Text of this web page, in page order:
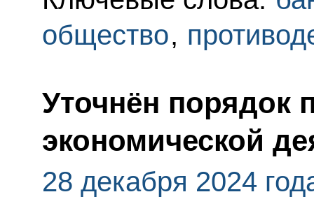
общество,
Уточнён порядок
экономической
28 декабря 2024